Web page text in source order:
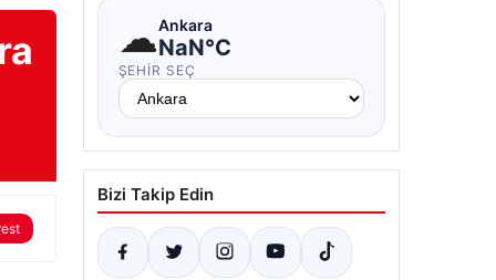
☁Ankara
NaN°C
ŞEHIR SEÇ
Bizi Takip Edin